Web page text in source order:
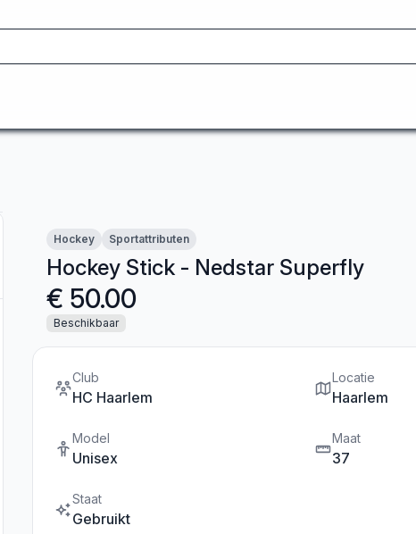
Hockey Sportattributen
Hockey Stick - Nedstar Superfly
€ 50.00
Beschikbaar
Club
HC Haarlem
Locatie
Haarlem
Model
Unisex
Maat
37
Staat
Gebruikt